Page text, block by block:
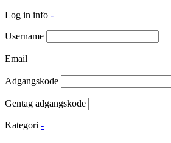
Log in info -
Username
Email
Adgangskode
Gentag adgangskode
Kategori -